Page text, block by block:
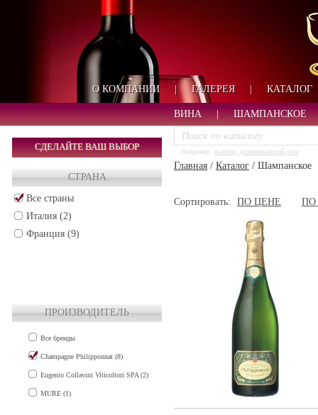
О КОМПАНИИ | ГАЛЕРЕЯ | КАТАЛОГ
ВИНА ШАМПАНСКОЕ
СДЕЛАЙТЕ ВАШ ВЫБОР
СТРАНА
Все страны
Италия (2)
Франция (9)
ПРОИЗВОДИТЕЛЬ
Все бренды
Champagne Philipponnat (8)
Eugenio Collavini Viticoltori SPA (2)
MURE (1)
Например: кьянти, доминиканский ром
Главная / Каталог / Шампанское
Сортировать: ПО ЦЕНЕ ПО